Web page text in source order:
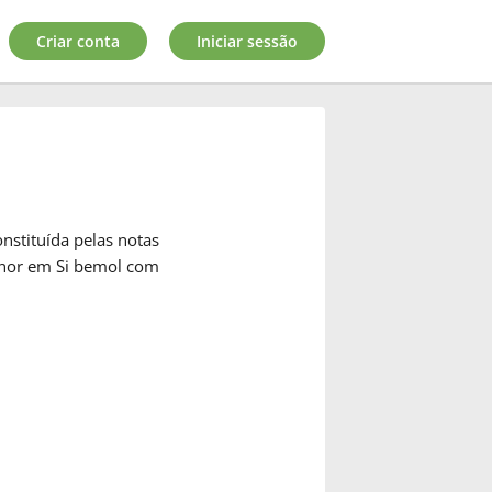
Criar conta Iniciar sessão
pelas notas
em Si bemol com